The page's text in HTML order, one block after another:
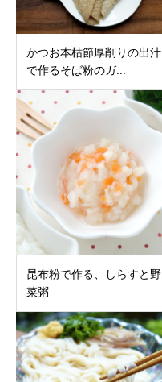
かつお本枯節厚削りの出汁
で作るそば粉のガ...
昆布粉で作る、しらすと野
菜粥